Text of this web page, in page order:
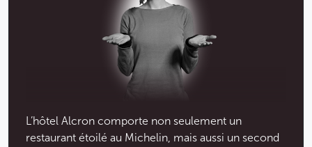
L’hôtel Alcron comporte non seulement un
restaurant étoilé au Michelin, mais aussi un second